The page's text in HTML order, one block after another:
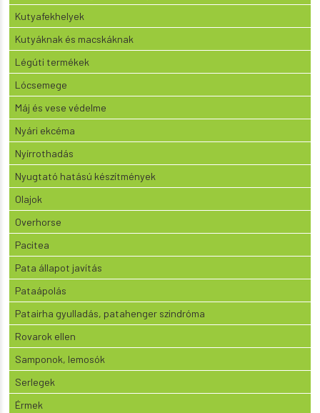
Kutyafekhelyek
Kutyáknak és macskáknak
Légúti termékek
Lócsemege
Máj és vese védelme
Nyári ekcéma
Nyírrothadás
Nyugtató hatású készítmények
Olajok
Overhorse
Pacitea
Pata állapot javítás
Pataápolás
Patairha gyulladás, patahenger szindróma
Rovarok ellen
Samponok, lemosók
Serlegek
Érmek